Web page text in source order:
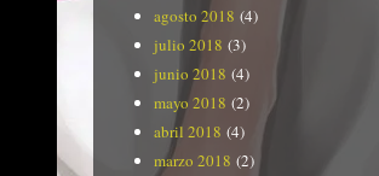
agosto 2018 (4)
julio 2018 (3)
junio 2018 (4)
mayo 2018 (2)
abril 2018 (4)
marzo 2018 (2)